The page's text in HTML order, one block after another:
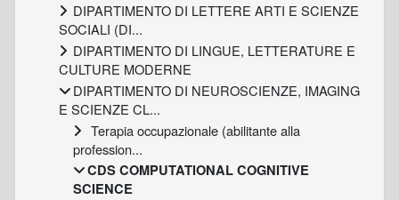
DIPARTIMENTO DI LETTERE ARTI E SCIENZE
SOCIALI (DI...
DIPARTIMENTO DI LINGUE, LETTERATURE E
CULTURE MODERNE
DIPARTIMENTO DI NEUROSCIENZE, IMAGING
E SCIENZE CL...
Terapia occupazionale (abilitante alla
profession...
CDS COMPUTATIONAL COGNITIVE
SCIENCE